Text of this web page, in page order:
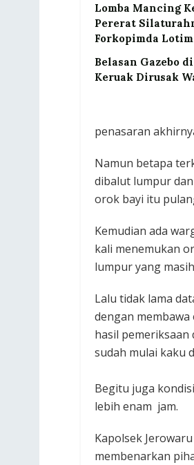
Lomba Mancing
Pererat
Forkopimda Lotim
Belasan Gazebo
Keruak Dirusak
penasaran
Namun betapa
dibalut lumpur
orok bayi itu
Kemudian ada
kali menemukan
lumpur yang
Lalu tidak lama
dengan
hasil pemeriksaan
sudah mulai kaku
Begitu juga
lebih enam jam.
Kapolsek
membenarkan